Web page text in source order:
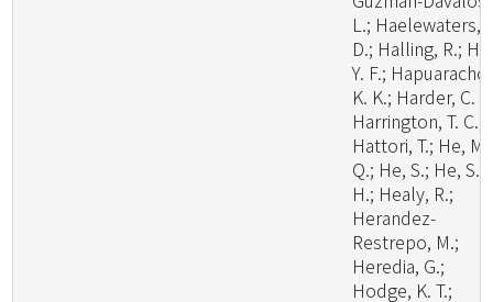
L.; Haelewaters,
D.; Halling, R.;
Y. F.;
K. K.; Harder, C.
Harrington, T. C.;
Hattori, T.; He, M.
Q.; He, S.; He, S.
H.; Healy, R.;
Herandez-
Restrepo, M.;
Heredia, G.;
Hodge, K. T.;